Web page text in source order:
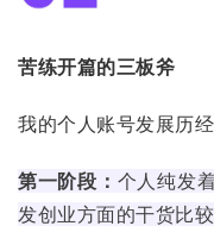
苦练开篇的三板斧
我的个人账号发展历经
第一阶段： 个人纯发
发创业方面的干货比较